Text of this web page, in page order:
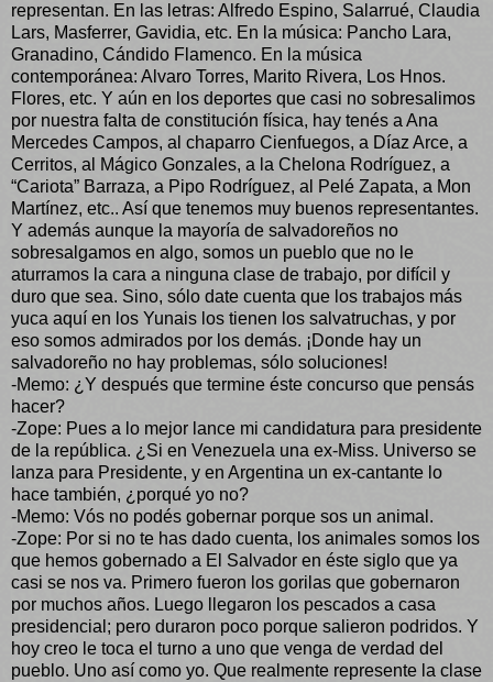
representan. En las letras: Alfredo Espino, Salarrué, Claudia
Lars, Masferrer, Gavidia, etc. En la música: Pancho Lara,
Granadino, Cándido Flamenco. En la música
contemporánea: Alvaro Torres, Marito Rivera, Los Hnos.
Flores, etc. Y aún en los deportes que casi no sobresalimos
por nuestra falta de constitución física, hay tenés a Ana
Mercedes Campos, al chaparro Cienfuegos, a Díaz Arce, a
Cerritos, al Mágico Gonzales, a la Chelona Rodríguez, a
“Cariota” Barraza, a Pipo Rodríguez, al Pelé Zapata, a Mon
Martínez, etc.. Así que tenemos muy buenos representantes.
Y además aunque la mayoría de salvadoreños no
sobresalgamos en algo, somos un pueblo que no le
aturramos la cara a ninguna clase de trabajo, por difícil y
duro que sea. Sino, sólo date cuenta que los trabajos más
yuca aquí en los Yunais los tienen los salvatruchas, y por
eso somos admirados por los demás. ¡Donde hay un
salvadoreño no hay problemas, sólo soluciones!
-Memo: ¿Y después que termine éste concurso que pensás
hacer?
-Zope: Pues a lo mejor lance mi candidatura para presidente
de la república. ¿Si en Venezuela una ex-Miss. Universo se
lanza para Presidente, y en Argentina un ex-cantante lo
hace también, ¿porqué yo no?
-Memo: Vós no podés gobernar porque sos un animal.
-Zope: Por si no te has dado cuenta, los animales somos los
que hemos gobernado a El Salvador en éste siglo que ya
casi se nos va. Primero fueron los gorilas que gobernaron
por muchos años. Luego llegaron los pescados a casa
presidencial; pero duraron poco porque salieron podridos. Y
hoy creo le toca el turno a uno que venga de verdad del
pueblo. Uno así como yo. Que realmente represente la clase